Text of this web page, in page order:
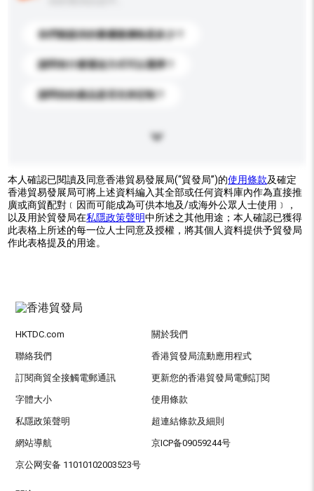
你們能提供的最優惠價格是多少？
請問有什麼運送方式可以選擇？
請問你的產品是否支持定制？
本人確認已閱讀及同意香港貿易發展局(“貿發局”)的使用條款及確定
香港貿易發展局可將上述資料編入其全部或任何資料庫內作為直接推
廣或商貿配對﹝因而可能成為可供本地及/或海外公眾人士使用﹞，
以及用於貿發局在私隱政策聲明中所述之其他用途；本人確認已獲得
此表格上所述的每一位人士同意及授權，將其個人資料提供予貿發局
作此表格提及的用途。
HKTDC.com 關於我們
聯絡我們 香港貿發局流動應用程式
訂閱商貿全接觸電郵通訊 更新您的香港貿發局電郵訂閱
字體大小 使用條款
私隱政策聲明 超連結條款及細則
網站導航 京ICP备09059244号
京公网安备 11010102003523号